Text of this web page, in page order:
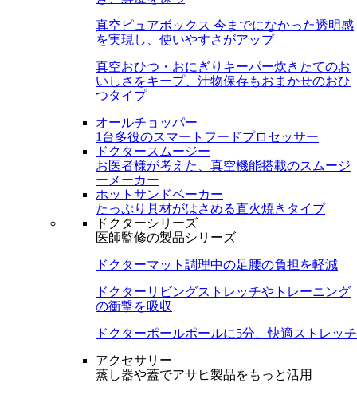
真空ピュアボックス 今までになかった透明感
を実現し、使いやすさがアップ
真空おひつ・おにぎりキーパー炊きたてのお
いしさをキープ、汁物保存もおまかせのおひ
つタイプ
オールチョッパー
1台多役のスマートフードプロセッサー
ドクタースムージー
お医者様が考えた、真空機能搭載のスムージ
ーメーカー
ホットサンドベーカー
たっぷり具材がはさめる直火焼きタイプ
ドクターシリーズ
医師監修の製品シリーズ
ドクターマット 調理中の足腰の負担を軽減
ドクターリビングストレッチやトレーニング
の衝撃を吸収
ドクターポールポールに5分、快適ストレッチ
アクセサリー
蒸し器や蓋でアサヒ製品をもっと活用